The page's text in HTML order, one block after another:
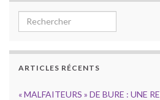
Search for:
ARTICLES RÉCENTS
« MALFAITEURS » DE BURE : UNE